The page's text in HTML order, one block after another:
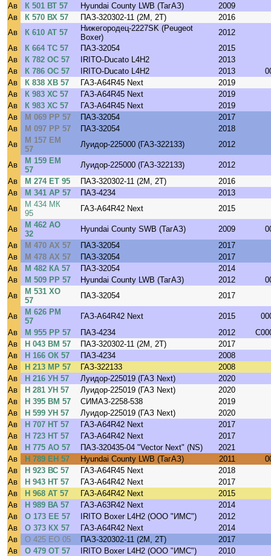
Ав
К 501 ВТ 57 Hyundai County LWB (ТагАЗ)
2009
Ав
К 570 ВХ 57 ПАЗ-320302-11 (2M, 2T)
2016
Ав
К 610 АТ 57
Нижегородец-2227SK (Peugeot
Boxer)
2012
Ав
К 664 ТС 57 ПАЗ-32054
2015
Ав
К 782 ОС 57 IRITO-Ducato L4H2
2013
Ав
К 786 ОС 57 IRITO-Ducato L4H2 2013
Ав
К 838 ХВ 57 ГАЗ-A64R45 Next
2019
Ав
К 983 ХС 57 ГАЗ-A64R45 Next
2019
Ав
К 983 ХС 57 ГАЗ-A64R45 Next
2019
Ав
М 069 РР 57 ПАЗ-32054
2017
Ав
М 097 РР 57 ПАЗ-32054
2018
Ав
М 157 ЕМ
57
Луидор-225000 (ГАЗ-322133) 2012
Ав
М 159 ЕМ
57
Луидор-225000 (ГАЗ-322133)
2012
Ав
М 274 ЕТ 95 ПАЗ-320302-11 (2M, 2T)
2016
Ав
М 341 АР 57 ПАЗ-4234
2013
Ав
М 434 МК
95
ГАЗ-A64R42 Next 2015
Ав
М 462 АО
32
Hyundai County SWB (ТагАЗ) 2009
Ав
М 470 АХ 57 ПАЗ-32054
2017
Ав
М 478 АХ 57 ПАЗ-32054
2017
Ав
М 482 КА 57 ПАЗ-32054
2014
Ав
М 509 РР 57 Hyundai County LWB (ТагАЗ) 2012
Ав
М 531 ХО
57
ПАЗ-32054 2017
Ав
М 626 РМ
57
ГАЗ-A64R42 Next 2015
Ав
М 955 РР 57 ПАЗ-4234 2012
Ав
Н 043 ВМ 57 ПАЗ-320302-11 (2M, 2T)
2017
Ав
Н 166 ОК 57 ПАЗ-4234
2008
Ав
Н 213 МР 57 ГАЗ-322133
2008
Ав
Н 216 УН 57 Луидор-225019 (ГАЗ Next)
2020
Ав
Н 281 УН 57 Луидор-225019 (ГАЗ Next)
2020
Ав
Н 395 ВМ 57 СИМАЗ-2258-538
2019
Ав
Н 599 УН 57 Луидор-225019 (ГАЗ Next)
2020
Ав
Н 707 НТ 57 ГАЗ-A64R42 Next
2017
Ав
Н 723 НТ 57 ГАЗ-A64R42 Next
2017
Ав
Н 775 АО 57 ПАЗ-320435-04 "Vector Next" (NS)
2021
Ав
Н 789 ЕН 57 Hyundai County LWB (ТагАЗ) 2011
Ав
Н 923 ВС 57 ГАЗ-A64R45 Next
2018
Ав
Н 943 НТ 57 ГАЗ-A64R42 Next
2017
Ав
Н 968 АТ 57 ГАЗ-A64R42 Next
2015
Ав
Н 989 ВА 57 ГАЗ-A63R42 Next
2014
Ав
О 173 ЕЕ 57 IRITO Boxer L4H2 (ООО "ИМС")
2012
Ав
О 373 КХ 57 ГАЗ-A64R42 Next
2014
Ав
О 425 ЕО 05 ПАЗ-320302-11 (2M, 2T)
2017
Ав
О 479 ОТ 57 IRITO Boxer L4H2 (ООО "ИМС")
2010